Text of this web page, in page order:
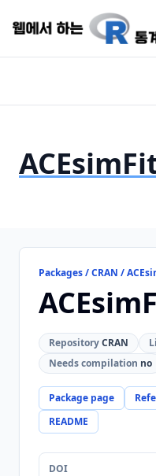
Packages / CRAN /
RepositoryCRAN
Needs compilation no
Package page
README
DOI